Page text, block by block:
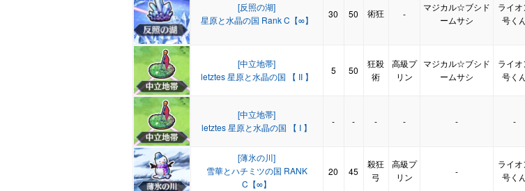
[反照の湖]
星原と水晶の国 Rank C【∞】
30 50 術狂 -
マジカル☆ブシド
ームサシ
ライオ
号く
[中立地帯]
letztes 星原と水晶の国 【 II 】
5 50
狂殺
術
高級プ
リン
マジカル☆ブシド
ームサシ
ライオ
号く
[中立地帯]
letztes 星原と水晶の国 【 I 】
- - - - - -
[薄氷の川]
雪華とハチミツの国 RANK
C【∞】
20 45
殺狂
弓
高級プ
リン
-
ライオ
号く